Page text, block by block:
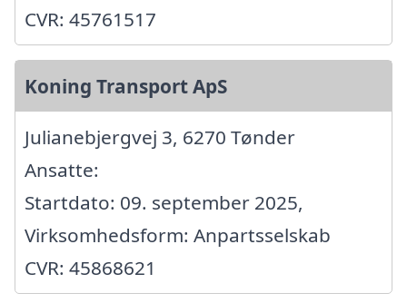
CVR: 45761517
Koning Transport ApS
Julianebjergvej 3, 6270 Tønder
Ansatte:
Startdato: 09. september 2025,
Virksomhedsform: Anpartsselskab
CVR: 45868621